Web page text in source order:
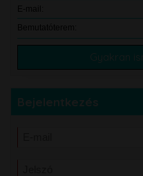
E-mail:
Bemutatóterem:
Gyakran
Bejelentkezés